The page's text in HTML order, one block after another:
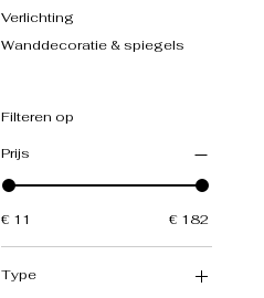
Verlichting
Wanddecoratie & spiegels
Filteren op
Prijs
€ 11 € 182
Type